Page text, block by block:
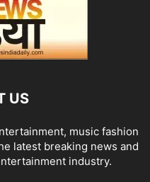
US
music fashion
latest breaking news and
industry.